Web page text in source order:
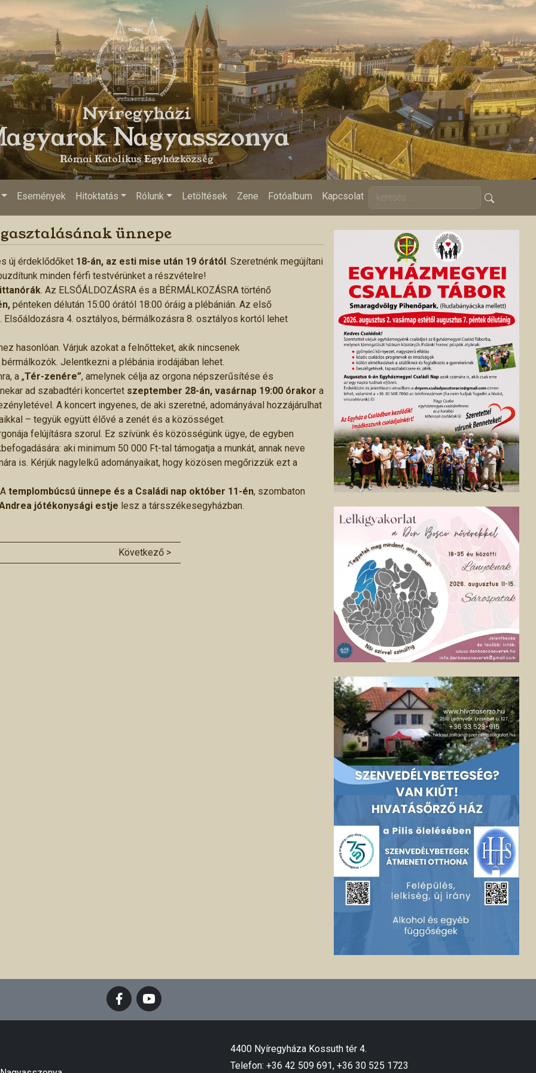
Nyíregyházi
Nagyasszonya
Római Katolikus Egyházközség
Események Hitoktatás Rólunk Letöltések Zene Fotóalbum Kapcsolat
ünnepe
új érdeklődőket 18-án, az esti mise után 19 órától. Szeretnénk megújítani
minden férfi testvérünket a részvételre!
. Az ELSŐÁLDOZÁSRA és a BÉRMÁLKOZÁSRA történő
pénteken délután 15:00 órától 18:00 óráig a plébánián. Az első
4. osztályos, bérmálkozásra 8. osztályos kortól lehet
hasonlóan. Várjuk azokat a felnőtteket, akik nincsenek
Jelentkezni a plébánia irodájában lehet.
a „Tér-zenére”, amelynek célja az orgona népszerűsítése és
ad szabadtéri koncertet szeptember 28-án, vasárnap 19:00 órakor a
A koncert ingyenes, de aki szeretné, adományával hozzájárulhat
– tegyük együtt élővé a zenét és a közösséget.
felújításra szorul. Ez szívünk és közösségünk ügye, de egyben
aki minimum 50 000 Ft-tal támogatja a munkát, annak neve
is. Kérjük nagylelkű adományaikat, hogy közösen megőrizzük ezt a
templombúcsú ünnepe és a Családi nap október 11-én, szombaton
jótékonysági estje lesz a társszékesegyházban.
Következő >
4400 Nyíregyháza Kossuth tér 4.
Telefon: +36 42 509 691, +36 30 525 1723